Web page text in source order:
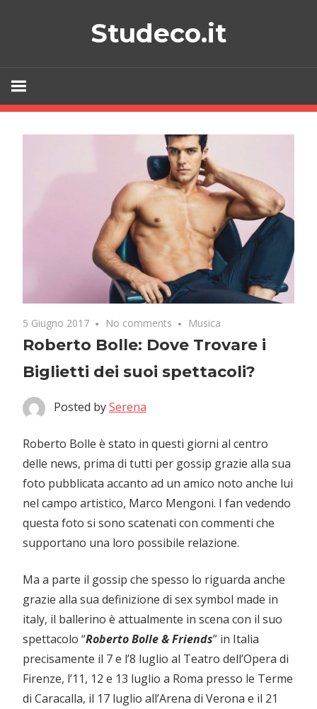
Studeco.it
5 Giugno 2017 No comments Musica
Roberto Bolle: Dove Trovare i
Biglietti dei suoi spettacoli?
Posted bySerena
Roberto Bolle è stato in questi giorni al centro
delle news, prima di tutti per gossip grazie alla sua
foto pubblicata accanto ad un amico noto anche lui
nel campo artistico, Marco Mengoni. I fan vedendo
questa foto si sono scatenati con commenti che
supportano una loro possibile relazione.
Ma a parte il gossip che spesso lo riguarda anche
grazie alla sua definizione di sex symbol made in
italy, il ballerino è attualmente in scena con il suo
spettacolo “Roberto Bolle & Friends” in Italia
precisamente il 7 e l’8 luglio al Teatro dell’Opera di
Firenze, l’11, 12 e 13 luglio a Roma presso le Terme
di Caracalla, il 17 luglio all’Arena di Verona e il 21